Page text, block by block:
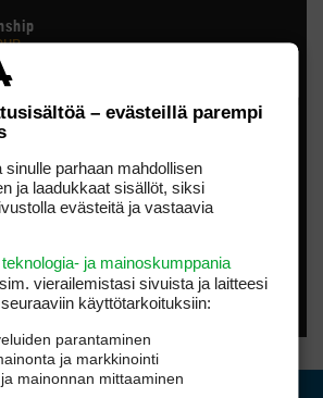
by The R&A
Elina Saksa
Amateur Championship (Erkko Trophy)
Ladies' Amateur Championship (+ U21
– evästeillä parempi
sinulle parhaan mahdollisen
ja laadukkaat sisällöt, siksi
evästeitä ja vastaavia
ja mainoskumppania
vierailemis­tasi sivuista ja laitteesi
käyttötarkoituksiin:
parantaminen
ja markkinointi
mainonnan mittaaminen